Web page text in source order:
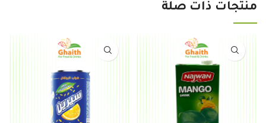
منتجات ذات صلة